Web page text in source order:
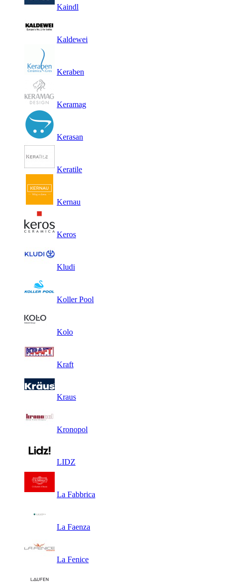
Kaindl
Kaldewei
Keraben
Keramag
Kerasan
Keratile
Kernau
Keros
Kludi
Koller Pool
Kolo
Kraft
Kraus
Kronopol
LIDZ
La Fabbrica
La Faenza
La Fenice